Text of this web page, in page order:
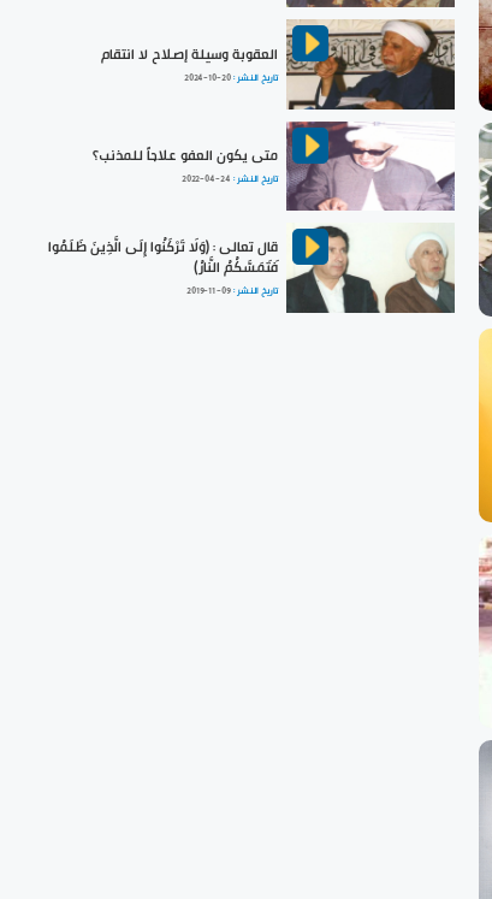
العقوبة وسيلة إصلاح لا انتقام
تاريخ النشر :2024-10-20
متى يكون العفو علاجاً للمذنب؟
تاريخ النشر : 2022-04-24
قال تعالى : (وَلَا تَرْكَنُوا إِلَى الَّذِينَ ظَلَمُوا
فَتَمَسَّكُمُ النَّارُ)
تاريخ النشر :2019-11-09